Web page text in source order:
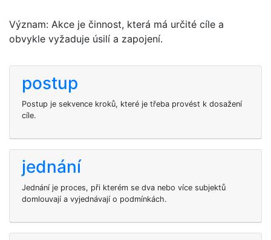
Význam: Akce je činnost, která má určité cíle a
obvykle vyžaduje úsilí a zapojení.
postup
Postup je sekvence kroků, které je třeba provést k dosažení
cíle.
jednání
Jednání je proces, při kterém se dva nebo více subjektů
domlouvají a vyjednávají o podmínkách.